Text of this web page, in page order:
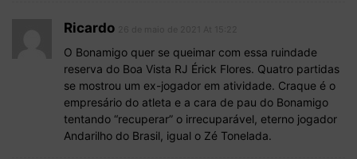
Ricardo
O Bonamigo quer se queimar com essa ruindade
reserva do Boa Vista RJ Érick Flores. Quatro partidas
se mostrou um ex-jogador em atividade. Craque é o
empresário do atleta e a cara de pau do Bonamigo
tentando “recuperar” o irrecuparável, eterno jogador
Andarilho do Brasil, igual o Zé Tonelada.